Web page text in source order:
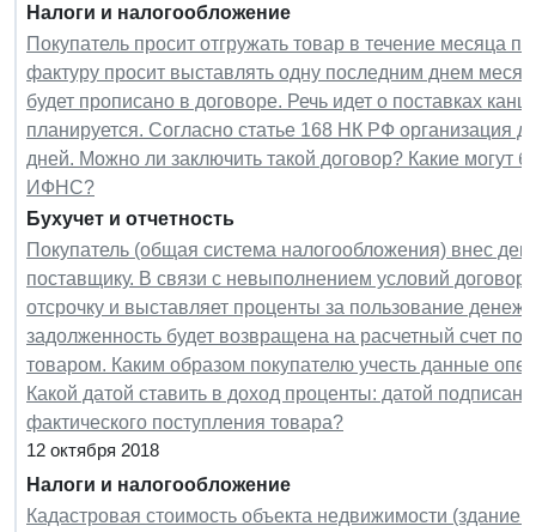
Налоги и налогообложение
Покупатель просит отгружать товар в течение месяца
фактуру просит выставлять одну последним днем
будет прописано в договоре. Речь идет о поставках
планируется. Согласно статье 168 НК РФ организация
дней. Можно ли заключить такой договор? Какие могут
ИФНС?
Бухучет и отчетность
Покупатель (общая система налогообложения) внес
поставщику. В связи с невыполнением условий
отсрочку и выставляет проценты за пользование
задолженность будет возвращена на расчетный счет
товаром. Каким образом покупателю учесть данные
Какой датой ставить в доход проценты: датой
фактического поступления товара?
12 октября 2018
Налоги и налогообложение
Кадастровая стоимость объекта недвижимости